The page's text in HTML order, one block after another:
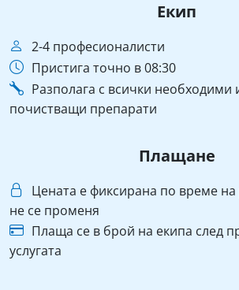
Екип
2-4 професионалисти
Пристига точно в 08:30
Разполага с всички необходими
почистващи препарати
Плащане
Цената е фиксирана по време на
не се променя
Плаща се в брой на екипа след
услугата